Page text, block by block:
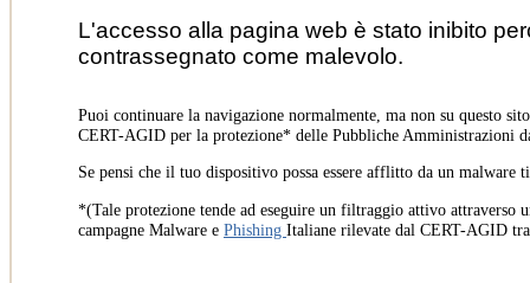
L'accesso alla pagina web è stato inibito
contrassegnato come malevolo.
Puoi continuare la navigazione normalmente, ma non su questo
CERT-AGID per la protezione* delle Pubbliche Amministrazioni
Se pensi che il tuo dispositivo possa essere afflitto da un
*(Tale protezione tende ad eseguire un filtraggio attivo
campagne Malware e Phishing Italiane rilevate dal CERT-AGID